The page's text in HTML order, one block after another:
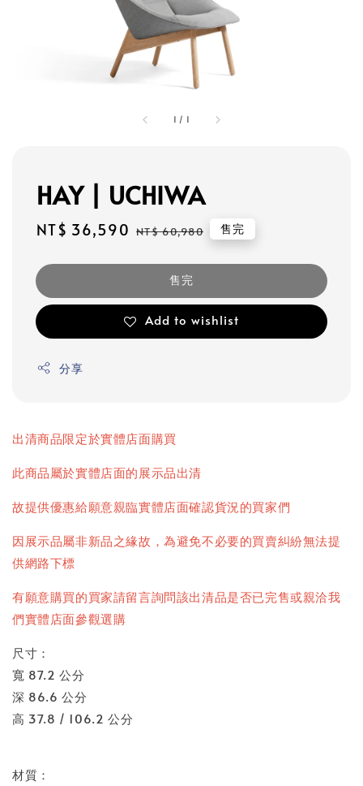
1 / 1
HAY | UCHIWA
Sale
NT$ 36,590 Regular
NT$ 60,980 售完
售完
Add to wishlist
分享
出清商品限定於實體店面購買
此商品屬於實體店面的展示品出清
故提供優惠給願意親臨實體店面確認貨況的買家們
因展示品屬非新品之緣故，為避免不必要的買賣糾紛無法提
供網路下標
有願意購買的買家請留言詢問該出清品是否已完售或親洽我
們實體店面參觀選購
尺寸：
寬 87.2 公分
深 86.6 公分
高 37.8 / 106.2 公分
材質：